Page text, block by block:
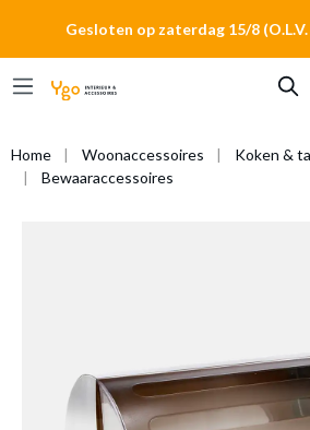
Gesloten op zaterdag 15/8
Home Woonaccessoires
Koken &
Bewaaraccessoires